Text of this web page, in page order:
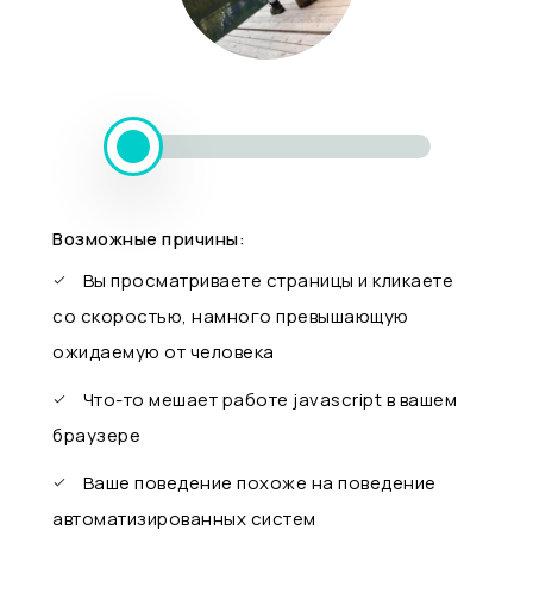
Возможные причины:
Вы просматриваете страницы и кликаете
со скоростью, намного превышающую
ожидаемую от человека
Что-то мешает работе javascript в вашем
браузере
Ваше поведение похоже на поведение
автоматизированных систем